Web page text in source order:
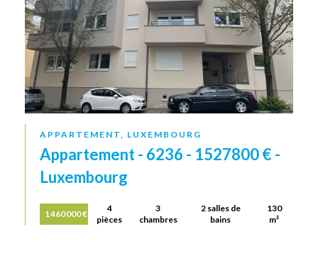
APPARTEMENT, LUXEMBOURG
Appartement - 6236 - 1527800 € -
Luxembourg
1 460 000 €
4
pièces
3
chambres
2 salles de
bains
130
m²